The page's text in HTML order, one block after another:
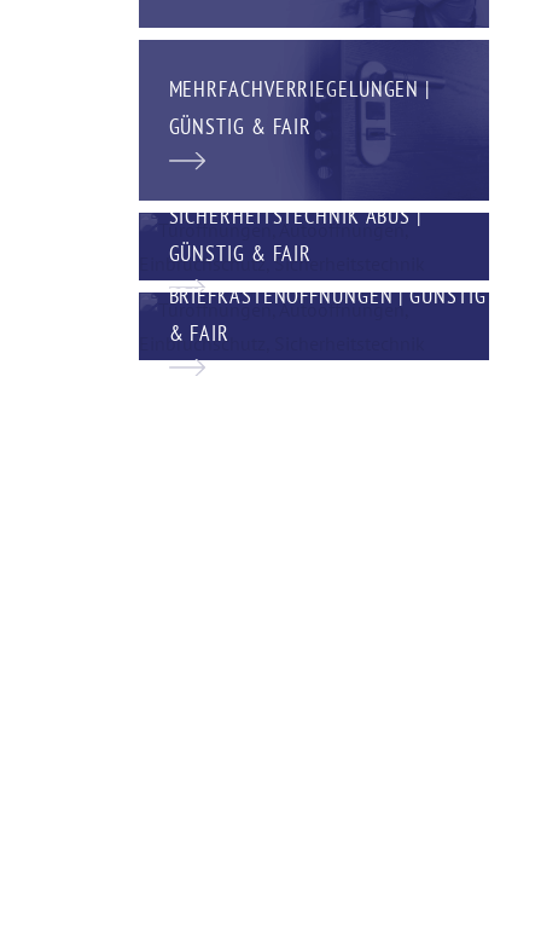
MEHRFACHVERRIEGELUNGEN |
GÜNSTIG & FAIR
SICHERHEITSTECHNIK ABUS |
GÜNSTIG & FAIR
BRIEFKASTENÖFFNUNGEN | GÜNSTIG
& FAIR